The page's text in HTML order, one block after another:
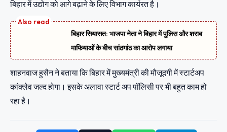
बिहार में उद्योग को आगे बढ़ाने के लिए विभाग कार्यरत है।
बिहार सियासत: भाजपा नेता ने बिहार में पुलिस और शराब
माफियाओं के बीच सांठगांठ का आरोप लगाया
शाहनवाज हुसैन ने बताया कि बिहार में मुख्यमंत्री की मौजूदगी में स्टार्टअप
कांक्लेव जल्द होगा। इसके अलावा स्टार्ट अप पॉलिसी पर भी बहुत काम हो
रहा है।